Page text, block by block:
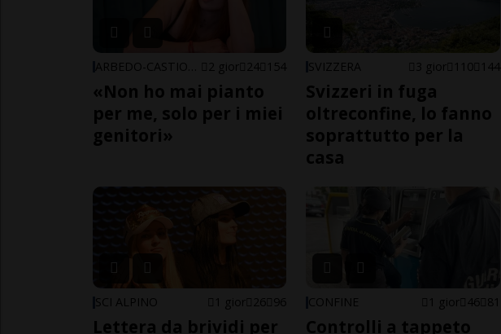
2 gior 24 154
«Non ho mai pianto
per me, solo per i miei
genitori»
SVIZZERA 3 gior 110 144
Svizzeri in fuga
oltreconfine, lo fanno
soprattutto per la
casa
SCI ALPINO 1 gior 26 96
Lettera da brividi per
CONFINE 1 gior 46 81
Controlli a tappeto